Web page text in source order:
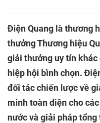
Điện Quang là thương
thưởng Thương hiệu
giải thưởng uy tín
hiệp hội bình chọn.
đối tác chiến lược về
minh toàn diện cho
nước và giải pháp